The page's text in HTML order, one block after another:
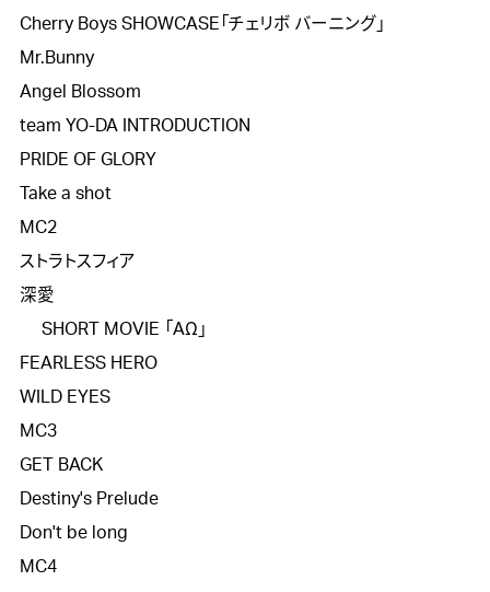
Cherry Boys SHOWCASE「チェリボ バーニング」
Mr.Bunny
Angel Blossom
team YO-DA INTRODUCTION
PRIDE OF GLORY
Take a shot
MC2
ストラトスフィア
深愛
SHORT MOVIE 「AΩ」
FEARLESS HERO
WILD EYES
MC3
GET BACK
Destiny's Prelude
Don't be long
MC4